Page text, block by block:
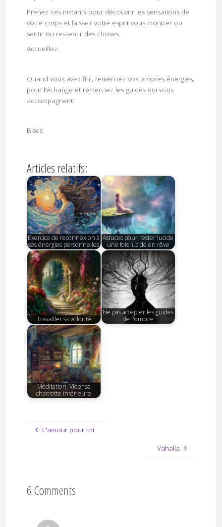
Prenez ces instants pour découvrir les sensations de
votre corps et laissez votre esprit vous montrer ou
sentir ou ressentir des choses.
Accueillez.
Quand vous avez fini, remerciez vos propres énergies,
pour l’échange et remerciez les guides qui vous
accompagnent.
Bises
Articles relatifs:
Exercice de reconnexion à
ses énergies personnelles
Astuces pour rester lucide
une fois lucide en rêve
Travailler sa volonté
Ne pas accepter les guides
de l'ombre
Méditation, Vider sa
charrette intérieure
L'amour pour toi
Vahalla
6 Comments